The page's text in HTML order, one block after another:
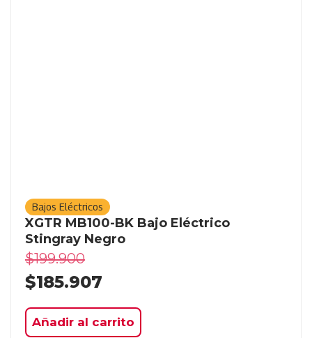
Bajos Eléctricos
XGTR MB100-BK Bajo Eléctrico
Stingray Negro
$199.900
$185.907
Añadir al carrito